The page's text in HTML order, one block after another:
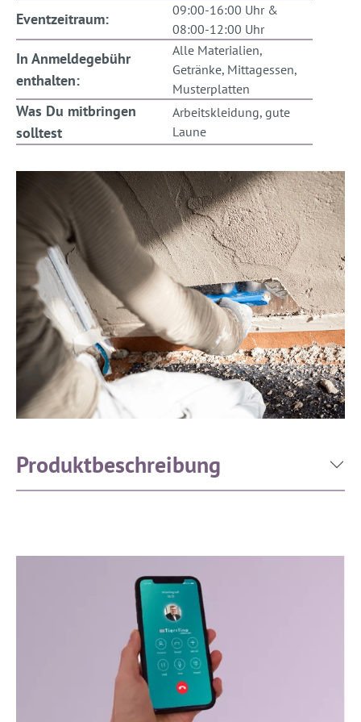
Eventzeitraum:
09:00-16:00 Uhr &
08:00-12:00 Uhr
In Anmeldegebühr
enthalten:
Alle Materialien,
Getränke, Mittagessen,
Musterplatten
Was Du mitbringen
solltest
Arbeitskleidung, gute
Laune
Produktbeschreibung